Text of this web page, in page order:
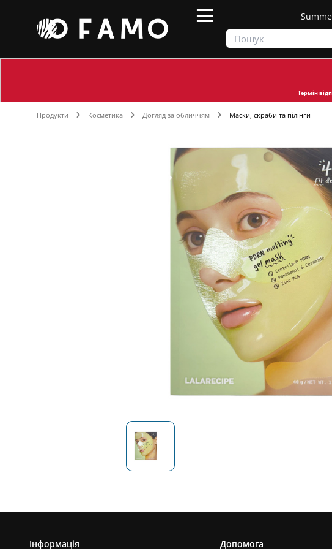
Термін
Продукти Косметика Догляд за обличчям Маски, скраби та пілінги
Інформація Допомога